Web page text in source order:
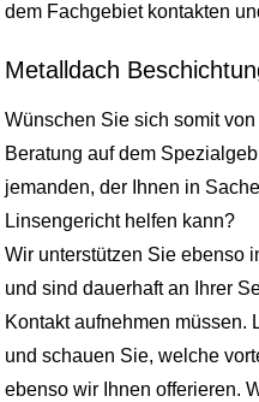
dem Fachgebiet kontakten
Metalldach
Wünschen Sie sich somit
Beratung auf dem
jemanden, der Ihnen in
Linsengericht helfen kann?
Wir unterstützen Sie ebenso
und sind dauerhaft an Ihrer
Kontakt aufnehmen müssen.
und schauen Sie, welche
ebenso wir Ihnen offerieren.